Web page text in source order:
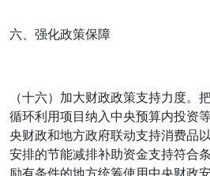
六、强化政策保障
（十六）加大财政政策支持力度。
循环利用项目纳入中央预算内投资
央财政和地方政府联动支持消费品
安排的节能减排补助资金支持符合